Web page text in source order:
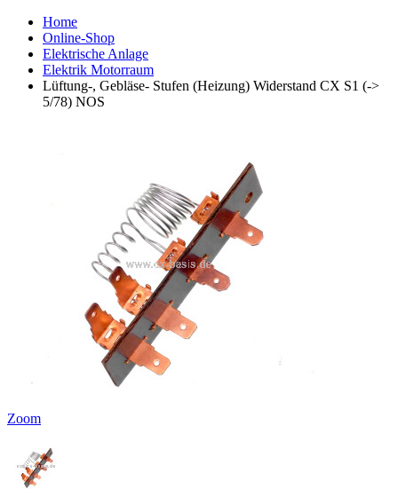
Home
Online-Shop
Elektrische Anlage
Elektrik Motorraum
Lüftung-, Gebläse- Stufen (Heizung) Widerstand CX S1 (->
5/78) NOS
Zoom